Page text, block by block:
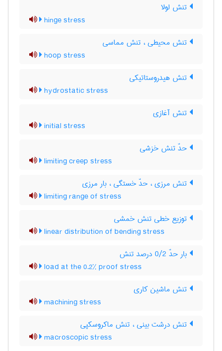
تنش لولا
hinge stress
تنش محیطی ، تنش مماسی
hoop stress
تنش هیدروستاتیکی
hydrostatic stress
تنش آغازی
initial stress
حدّ تنش خزشی
limiting creep stress
تنش مرزی ، حدّ خستگی ، بار مرزی
limiting range of stress
توزیع خطی تنش خمشی
linear distribution of bending stress
بار حدّ 0/2 درصد تنش
load at the 0.2% proof stress
تنش ماشین کاری
machining stress
تنش درشت بینی ، تنش ماکروسکپی
macroscopic stress